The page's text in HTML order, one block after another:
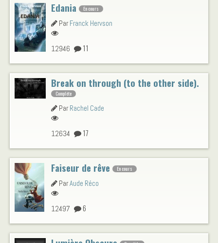
Edania En cours
ParFranck Hervson
12946 11
Break on through (to the other side).
Complète
ParRachel Cade
12634 17
Faiseur de rêve En cours
ParAude Réco
12497 6